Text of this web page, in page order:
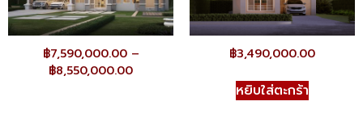
฿7,590,000.00–
฿8,550,000.00
฿3,490,000.00
หยิบใส่ตะกร้า